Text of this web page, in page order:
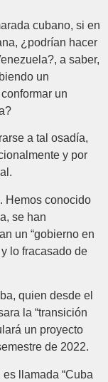
cubano, si en
¿podrían hacer
a saber,
un
un
a tal osadía,
y por
Hemos conocido
se han
un “gobierno en
lo fracasado de
quien desde el
la “transición
un proyecto
de 2022.
llamada “Cuba